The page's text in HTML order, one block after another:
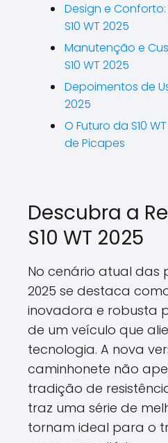
Design e
S10 WT 2025
Manutenção e
S10 WT 2025
Depoimentos de
2025
O Futuro da S10
de Picapes
Descubra a
S10 WT 2025
No cenário atual das
2025 se destaca
inovadora e robusta
de um veículo que
tecnologia. A nova
caminhonete não
tradição de
traz uma série de
tornam ideal para o